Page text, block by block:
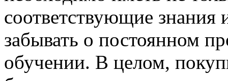
соответствующие
забывать о постоянном
обучении. В целом,